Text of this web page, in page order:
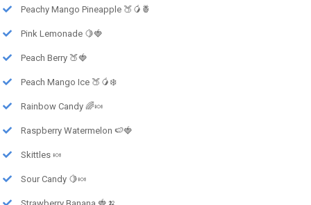
Peachy Mango Pineapple 🍑🥭🍍
Pink Lemonade 🍋🍓
Peach Berry 🍑🍓
Peach Mango Ice 🍑🥭❄️
Rainbow Candy 🌈🍬
Raspberry Watermelon 🍉🍓
Skittles 🍬
Sour Candy 🍋🍬